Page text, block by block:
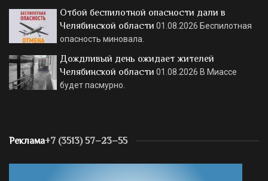
Отбой беспилотной опасности дали в
Челябинской области 01.08.2026 Беспилотная
опасность миновала.
Дождливый день ожидает жителей
Челябинской области 01.08.2026 В Миассе
будет пасмурно.
Реклама+7 (3513) 57–23–55